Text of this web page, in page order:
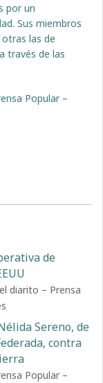
por un
Sus miembros
las de
través de las
Popular –
de
diarito – Prensa
Sereno, de
contra
Popular –